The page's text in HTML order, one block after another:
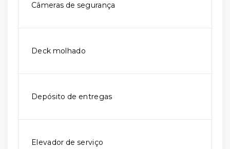
Câmeras de segurança
Deck molhado
Depósito de entregas
Elevador de serviço